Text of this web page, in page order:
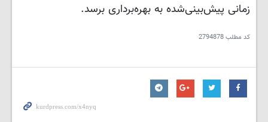
زمانی پیش‌بینی‌شده به بهره‌برداری برسد.
کد مطلب2794878